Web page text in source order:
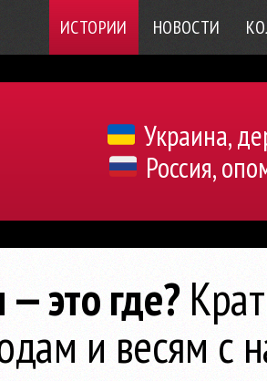
ИСТОРИИ НОВОСТИ
Украина,
Россия,
это где?
и весям с